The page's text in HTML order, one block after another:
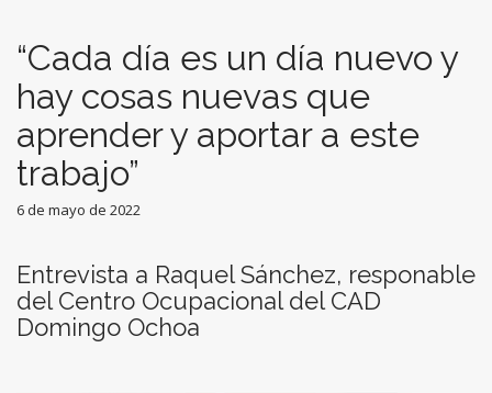
“Cada día es un día nuevo y
hay cosas nuevas que
aprender y aportar a este
trabajo”
6 de mayo de 2022
Entrevista a Raquel Sánchez, responable
del Centro Ocupacional del CAD
Domingo Ochoa